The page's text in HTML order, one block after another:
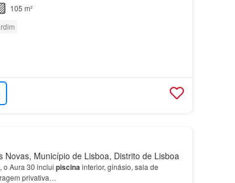
105 m²
Novas, Município de Lisboa, Distrito de Lisboa
o Aura 30 inclui piscinainterior, ginásio, sala de
privativa…